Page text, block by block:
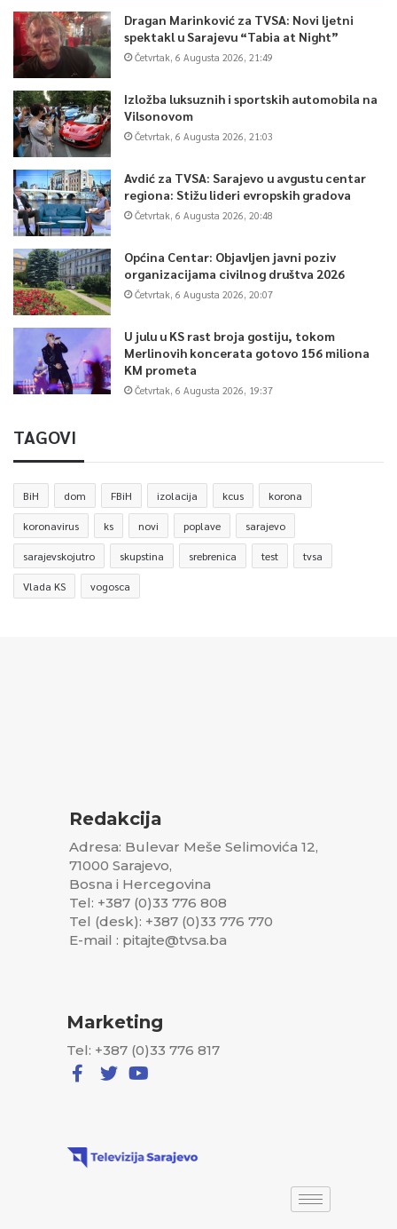
Dragan Marinković za TVSA: Novi ljetni
spektakl u Sarajevu “Tabia at Night”
Četvrtak, 6 Augusta 2026, 21:49
Izložba luksuznih i sportskih automobila na
Vilsonovom
Četvrtak, 6 Augusta 2026, 21:03
Avdić za TVSA: Sarajevo u avgustu centar
regiona: Stižu lideri evropskih gradova
Četvrtak, 6 Augusta 2026, 20:48
Općina Centar: Objavljen javni poziv
organizacijama civilnog društva 2026
Četvrtak, 6 Augusta 2026, 20:07
U julu u KS rast broja gostiju, tokom
Merlinovih koncerata gotovo 156 miliona
KM prometa
Četvrtak, 6 Augusta 2026, 19:37
TAGOVI
BiH dom FBiH izolacija kcus korona
koronavirus ks novi poplave sarajevo
sarajevskojutro skupstina srebrenica test tvsa
Vlada KS vogosca
Redakcija
Adresa: Bulevar Meše Selimovića 12,
71000 Sarajevo,
Bosna i Hercegovina
Tel: +387 (0)33 776 808
Tel (desk): +387 (0)33 776 770
E-mail : pitajte@tvsa.ba
Marketing
Tel: +387 (0)33 776 817